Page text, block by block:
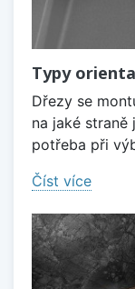
Typy
Dřezy se
na jaké straně
potřeba při
Číst více